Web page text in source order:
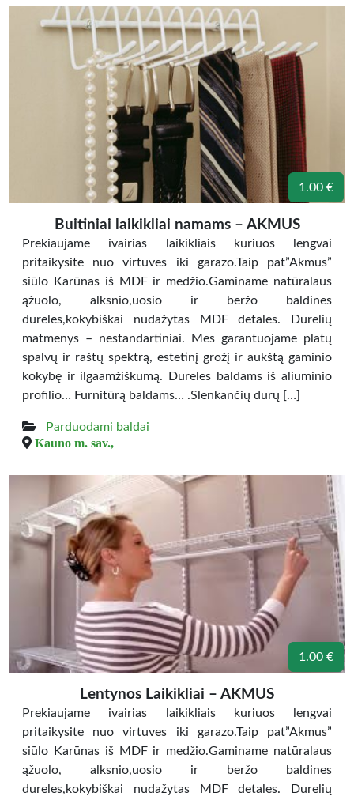
1.00 €
Buitiniai laikikliai namams – AKMUS
Prekiaujame ivairias laikikliais kuriuos lengvai
pritaikysite nuo virtuves iki garazo.Taip pat”Akmus”
siūlo Karūnas iš MDF ir medžio.Gaminame natūralaus
ąžuolo, alksnio,uosio ir beržo baldines
dureles,kokybiškai nudažytas MDF detales. Durelių
matmenys – nestandartiniai. Mes garantuojame platų
spalvų ir raštų spektrą, estetinį grožį ir aukštą gaminio
kokybę ir ilgaamžiškumą. Dureles baldams iš aliuminio
profilio… Furnitūrą baldams… .Slenkančių durų […]
Parduodami baldai
Kauno m. sav.,
1.00 €
Lentynos Laikikliai – AKMUS
Prekiaujame ivairias laikikliais kuriuos lengvai
pritaikysite nuo virtuves iki garazo.Taip pat”Akmus”
siūlo Karūnas iš MDF ir medžio.Gaminame natūralaus
ąžuolo, alksnio,uosio ir beržo baldines
dureles,kokybiškai nudažytas MDF detales. Durelių